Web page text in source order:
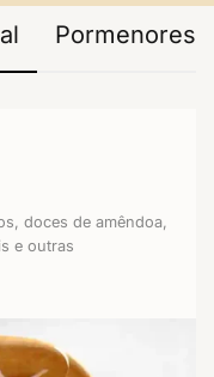
Pormenores
doces de amêndoa,
e outras